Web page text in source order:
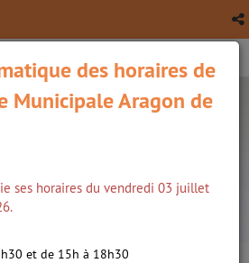
recherche avancée
des horaires de
Municipale Aragon de
ses horaires du vendredi 03 juillet
et de 15h à 18h30